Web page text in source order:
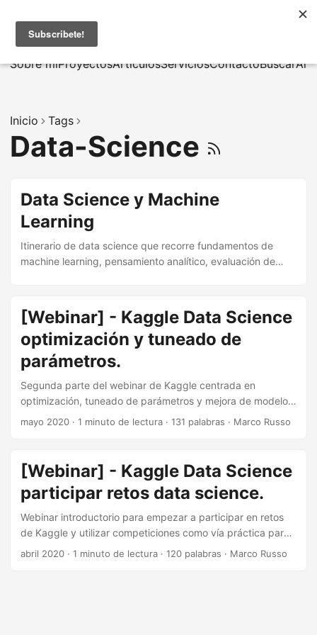
MarcusRB
Sobre míProyectosArtículosServiciosContactoBuscar
Inicio Tags
Data-Science
Data Science y Machine
Learning
Itinerario de data science que recorre fundamentos de
machine learning, pensamiento analítico, evaluación de
[Webinar] - Kaggle Data Science
optimización y tuneado de
parámetros.
Segunda parte del webinar de Kaggle centrada en
optimización, tuneado de parámetros y mejora de modelos
en retos de data science.
mayo 2020 · 1 minuto de lectura · 131 palabras · Marco Russo
[Webinar] - Kaggle Data Science
participar retos data science.
Webinar introductorio para empezar a participar en retos
de Kaggle y utilizar competiciones como vía práctica para
aprender data science.
abril 2020 · 1 minuto de lectura · 120 palabras · Marco Russo